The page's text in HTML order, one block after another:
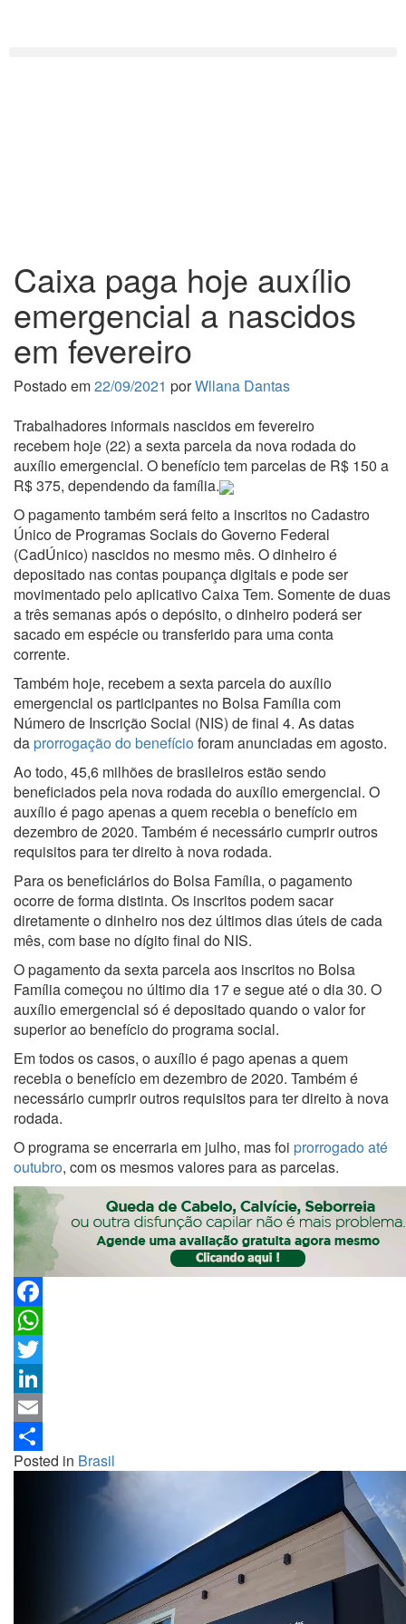
Caixa paga hoje auxílio
emergencial a nascidos
em fevereiro
Postado em22/09/2021 porWllana Dantas
Trabalhadores informais nascidos em fevereiro
recebem hoje (22) a sexta parcela da nova rodada do
auxílio emergencial. O benefício tem parcelas de R$ 150 a
R$ 375, dependendo da família.
O pagamento também será feito a inscritos no Cadastro
Único de Programas Sociais do Governo Federal
(CadÚnico) nascidos no mesmo mês. O dinheiro é
depositado nas contas poupança digitais e pode ser
movimentado pelo aplicativo Caixa Tem. Somente de duas
a três semanas após o depósito, o dinheiro poderá ser
sacado em espécie ou transferido para uma conta
corrente.
Também hoje, recebem a sexta parcela do auxílio
emergencial os participantes no Bolsa Família com
Número de Inscrição Social (NIS) de final 4. As datas
daprorrogação do benefícioforam anunciadas em agosto.
Ao todo, 45,6 milhões de brasileiros estão sendo
beneficiados pela nova rodada do auxílio emergencial. O
auxílio é pago apenas a quem recebia o benefício em
dezembro de 2020. Também é necessário cumprir outros
requisitos para ter direito à nova rodada.
Para os beneficiários do Bolsa Família, o pagamento
ocorre de forma distinta. Os inscritos podem sacar
diretamente o dinheiro nos dez últimos dias úteis de cada
mês, com base no dígito final do NIS.
O pagamento da sexta parcela aos inscritos no Bolsa
Família começou no último dia 17 e segue até o dia 30. O
auxílio emergencial só é depositado quando o valor for
superior ao benefício do programa social.
Em todos os casos, o auxílio é pago apenas a quem
recebia o benefício em dezembro de 2020. Também é
necessário cumprir outros requisitos para ter direito à nova
rodada.
O programa se encerraria em julho, mas foi prorrogado até
outubro, com os mesmos valores para as parcelas.
Facebook
WhatsApp
Twitter
LinkedIn
Email
Share
Posted in Brasil